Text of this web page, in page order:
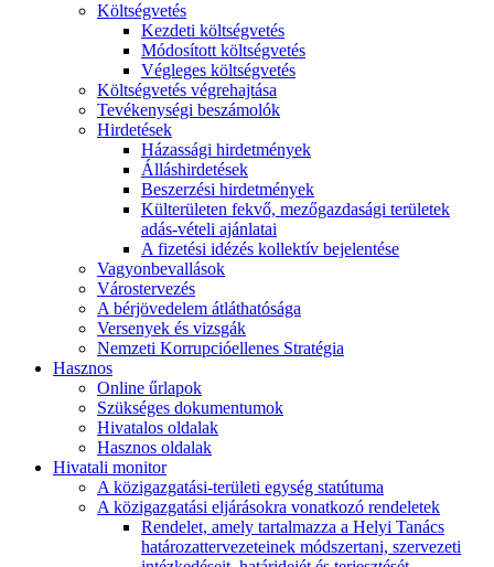
Költségvetés
Kezdeti költségvetés
Módosított költségvetés
Végleges költségvetés
Költségvetés végrehajtása
Tevékenységi beszámolók
Hirdetések
Házassági hirdetmények
Álláshirdetések
Beszerzési hirdetmények
Külterületen fekvő, mezőgazdasági területek
adás-vételi ajánlatai
A fizetési idézés kollektív bejelentése
Vagyonbevallások
Várostervezés
A bérjövedelem átláthatósága
Versenyek és vizsgák
Nemzeti Korrupcióellenes Stratégia
Hasznos
Online űrlapok
Szükséges dokumentumok
Hivatalos oldalak
Hasznos oldalak
Hivatali monitor
A közigazgatási-területi egység statútuma
A közigazgatási eljárásokra vonatkozó rendeletek
Rendelet, amely tartalmazza a Helyi Tanács
határozattervezeteinek módszertani, szervezeti